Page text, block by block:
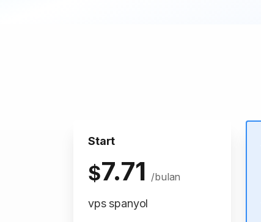
Start
$7.71 /bulan
vps spanyol